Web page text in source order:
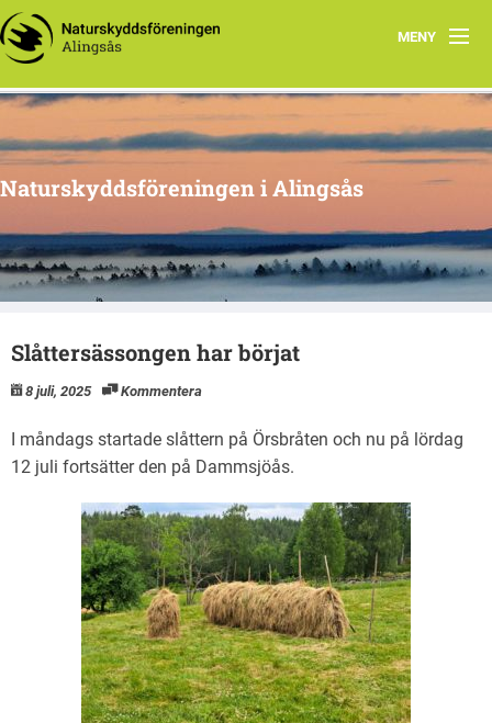
MENY
Aktuellt
Program 2026
Samarbetsprojekt
Om oss
Naturskyddsföreningen i Alingsås
Slåttersässongen har börjat
8 juli, 2025 Kommentera
I måndags startade slåttern på Örsbråten och nu på lördag
12 juli fortsätter den på Dammsjöås.